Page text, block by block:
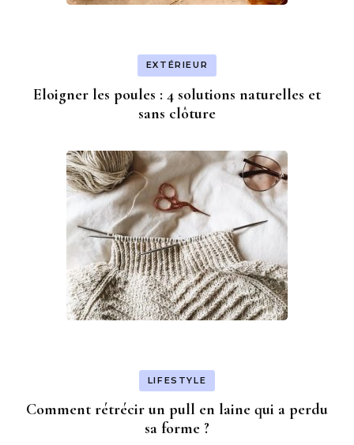
EXTÉRIEUR
Eloigner les poules : 4 solutions naturelles et
sans clôture
LIFESTYLE
Comment rétrécir un pull en laine qui a perdu
sa forme ?